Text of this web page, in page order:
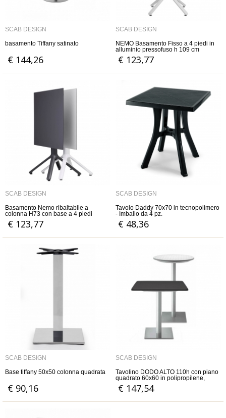
SCAB DESIGN
basamento Tiffany satinato
€ 144,26
SCAB DESIGN
NEMO Basamento Fisso a 4 piedi in
alluminio pressofuso h 109 cm
(ripiano non incluso)
€ 123,77
SCAB DESIGN
Basamento Nemo ribaltabile a
colonna H73 con base a 4 piedi
(ripiano non incluso)
€ 123,77
SCAB DESIGN
Tavolo Daddy 70x70 in tecnopolimero
- Imballo da 4 pz.
€ 48,36
SCAB DESIGN
Base tiffany 50x50 colonna quadrata
€ 90,16
SCAB DESIGN
Tavolino DODO ALTO 110h con piano
quadrato 60x60 in polipropilene,
colonna in alluminio anodizzato e
base quadrata
€ 147,54